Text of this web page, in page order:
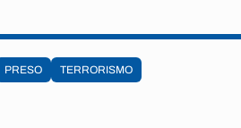
PRESO TERRORISMO